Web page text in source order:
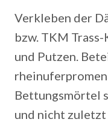
Verkleben der
bzw. TKM
und Putzen.
Bettungsmörtel
und nicht zuletzt